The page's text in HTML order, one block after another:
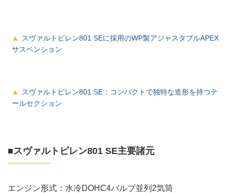
スヴァルトピレン801 SEに採用のWP製アジャスタブルAPEX
サスペンション
スヴァルトピレン801 SE：コンパクトで独特な造形を持つテ
ールセクション
■スヴァルトピレン801 SE主要諸元
エンジン形式：水冷DOHC4バルブ並列2気筒